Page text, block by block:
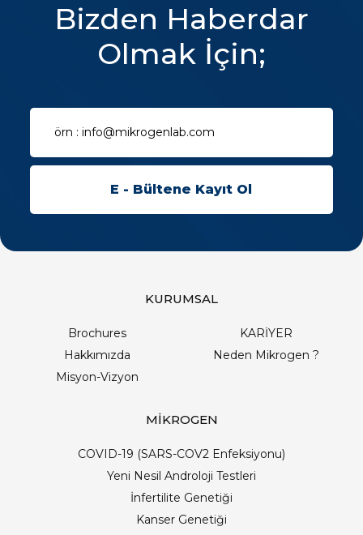
Bizden Haberdar
Olmak İçin;
KURUMSAL
Brochures
KARİYER
Hakkımızda
Neden Mikrogen ?
Misyon-Vizyon
MİKROGEN
COVID-19 (SARS-COV2 Enfeksiyonu)
Yeni Nesil Androloji Testleri
İnfertilite Genetiği
Kanser Genetiği